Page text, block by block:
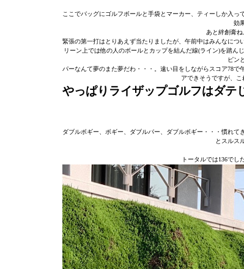
ここでバッグにゴルフボールと手袋とマーカー、ティーしか入
効
あと絆創膏
緊張の第一打はとりあえず当たりましたが、午前中はみんなに
リーン上では他の人のボールとカップを結んだ線(ライン)を踏
ピン
パーなんて夢のまた夢だわ・・・。遠い目をしながらスコア78
アできそうですが、
やっぱりライザップゴルフはダテ
ダブルボギー、ボギー、ダブルパー、ダブルボギー・・・慣れ
とスルス
トータルでは136でし